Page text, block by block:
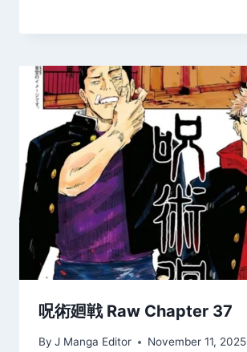
呪術廻戦 Raw Chapter 37
By J Manga Editor November 11, 2025